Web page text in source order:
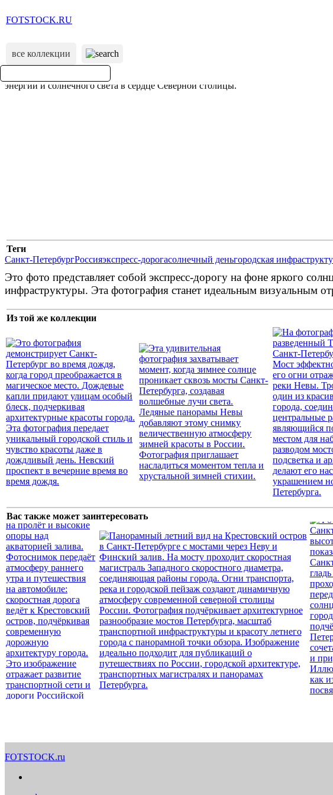
FOTSTOCK.RU
все коллекции
Теги
Санкт-ПетербургРоссияэкспресс-дорогасолнечный деньгородская
Это фото представляет собой экспресс-дорогу на фоне яркого
инфраструктуры. Эта фотография станет идеальным визуальным
Из той же коллекции
Вас также может заинтересовать
FOTSTOCK.ru